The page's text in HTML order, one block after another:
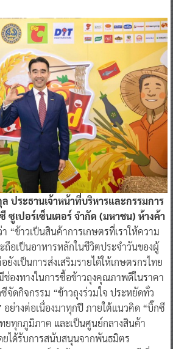
ประธานเจ้าหน้าที่บริหารและกรรมการ
เปอร์เซ็นเตอร์ จำกัด (มหาชน) ห้างค้า
“ข้าวเป็นสินค้าการเกษตรที่เราให้ความ
ถือเป็นอาหารหลักในชีวิตประจำวันของผู้
งเป็นการส่งเสริมรายได้ให้เกษตรกรไทย
องทางในการซื้อข้าวถุงคุณภาพดีในราคา
จัดกิจกรรม “ข้าวถุงร่วมใจ ประหยัดทั่ว
ย่างต่อเนื่องมาทุกปี ภายใต้แนวคิด “บิ๊กซี
ยทุกภูมิภาค และเป็นศูนย์กลางสินค้า
ยได้รับการสนับสนุนจากพันธมิตร
20 แบรนด์ นำข้าวสารถุงคุณภาพดีเยี่ยม
ยัดให้กับผู้บริโภคทั่วประเทศ รวมถึงยังได้